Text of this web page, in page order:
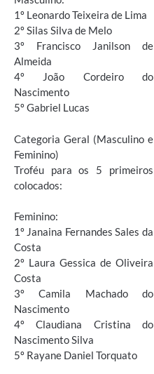
1º Leonardo Teixeira de Lima
2º Silas Silva de Melo
3º Francisco Janilson de
Almeida
4º João Cordeiro do
Nascimento
5º Gabriel Lucas
Categoria Geral (Masculino e
Feminino)
Troféu para os 5 primeiros
colocados:
Feminino:
1º Janaina Fernandes Sales da
Costa
2º Laura Gessica de Oliveira
Costa
3º Camila Machado do
Nascimento
4º Claudiana Cristina do
Nascimento Silva
5º Rayane Daniel Torquato